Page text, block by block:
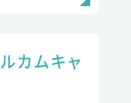
カムキャ